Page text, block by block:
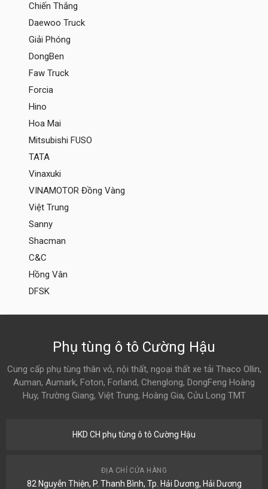
Chiến Thắng
Daewoo Truck
Giải Phóng
DongBen
Faw Truck
Forcia
Hino
Hoa Mai
Mitsubishi FUSO
TATA
Vinaxuki
VINAMOTOR Đồng Vàng
Việt Trung
Sanny
Shacman
C&C
Hồng Vân
DFSK
Phụ tùng ô tô Cường Hậu
Cung cấp phụ tùng thân vỏ, nội thất, ngoại thất xe tải Thaco Ollin,
Auman, Aumark, Foton, Forland, Chenglong, DongFeng Hoàng
Huy, Trường Giang, Việt Trung, Hoàng Gia, Cửu Long TMT
HKD CH phụ tùng ô tô Cường Hậu
ĐỊA CHỈ CỬA HÀNG
82 Nguyễn Thiện, P. Thanh Bình, Tp. Hải Dương, Hải Dương